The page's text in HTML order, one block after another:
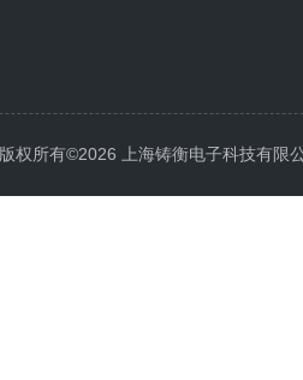
版权所有©2026 上海铸衡电子科技有